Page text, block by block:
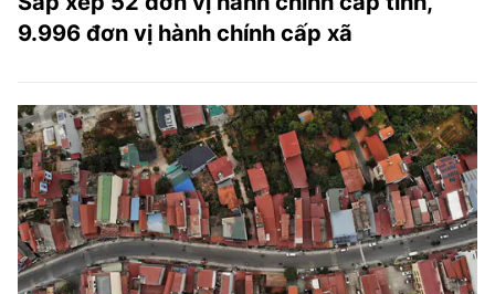
9.996 đơn vị hành chính cấp xã